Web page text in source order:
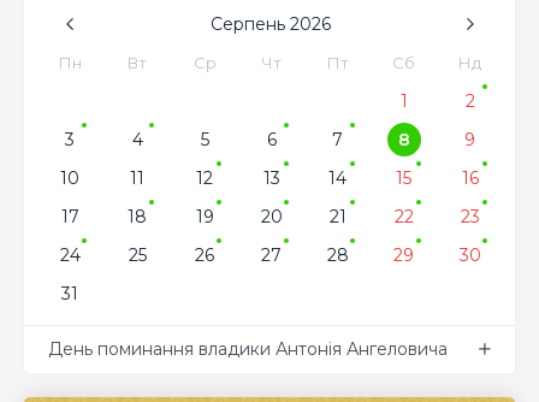
Серпень 2026
Пн Вт Ср Чт Пт Сб Нд
1
2
3
4 5 6 7 8
9
10
11 12 13 14 15
16
17
18 19 20 21 22
23
24
25 26 27 28 29
30
31
День поминання владики Антонія Ангеловича